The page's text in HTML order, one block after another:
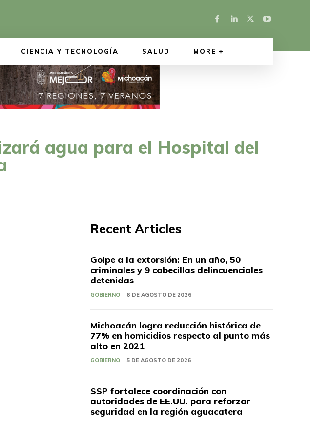
CIENCIA Y TECNOLOGÍA SALUD MORE
agua para el Hospital del
Recent Articles
Golpe a la extorsión: En un año, 50
criminales y 9 cabecillas delincuenciales
detenidas
GOBIERNO 6 DE AGOSTO DE 2026
Michoacán logra reducción histórica de
77% en homicidios respecto al punto más
alto en 2021
GOBIERNO 5 DE AGOSTO DE 2026
SSP fortalece coordinación con
autoridades de EE.UU. para reforzar
seguridad en la región aguacatera